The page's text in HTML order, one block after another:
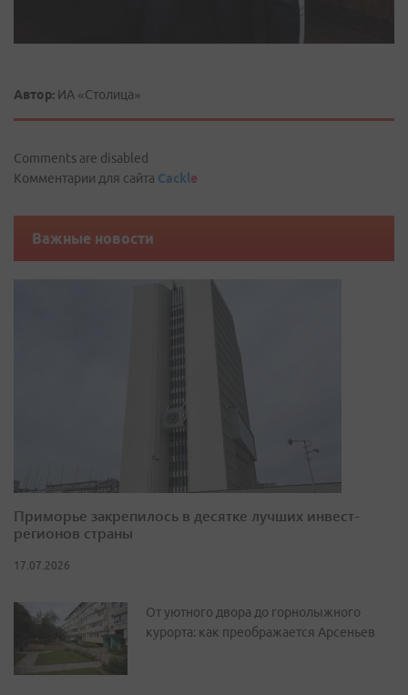
Автор: ИА «Столица»
Comments are disabled
Комментарии для сайта Cackle
Важные новости
Приморье закрепилось в десятке лучших инвест-
регионов страны
17.07.2026
От уютного двора до горнолыжного
курорта: как преображается Арсеньев